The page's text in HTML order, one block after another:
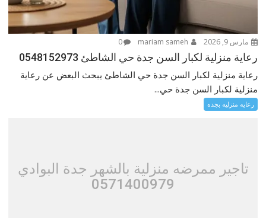
مارس 9, 2026 0
رعاية منزلية لكبار السن جدة حي الشاطئ 0548152973
رعاية منزلية لكبار السن جدة حي الشاطئ يبحث البعض عن رعاية
منزلية لكبار السن جدة حي...
رعايه منزليه بجده
تاجير ممرضه منزلية بالشهر جدة البوادي
0571400979